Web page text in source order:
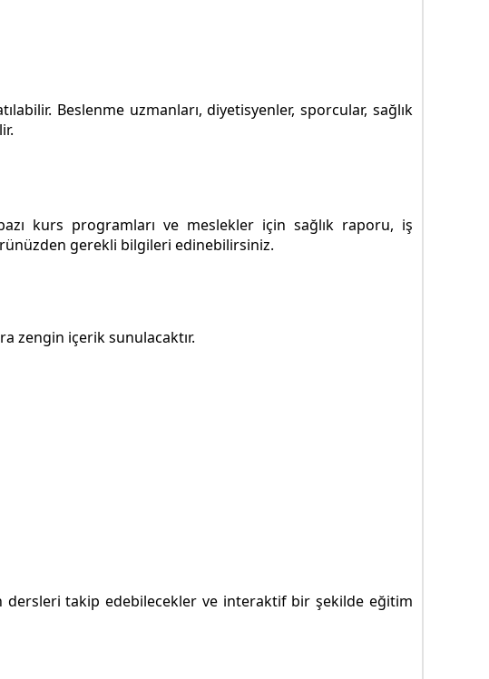
Beslenme uzmanları, diyetisyenler, sporcular, sağlık
kurs programları ve meslekler için sağlık raporu, iş
gerekli bilgileri edinebilirsiniz.
zengin içerik sunulacaktır.
dersleri takip edebilecekler ve interaktif bir şekilde eğitim